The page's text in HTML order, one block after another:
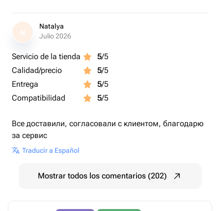
N
Natalya
Julio 2026
Servicio de la tienda 5/5
Calidad/precio
5/5
Entrega
5/5
Compatibilidad
5/5
Все доставили, согласовали с клиентом, благодарю
за сервис
Traducir a Español
Mostrar todos los comentarios (202)